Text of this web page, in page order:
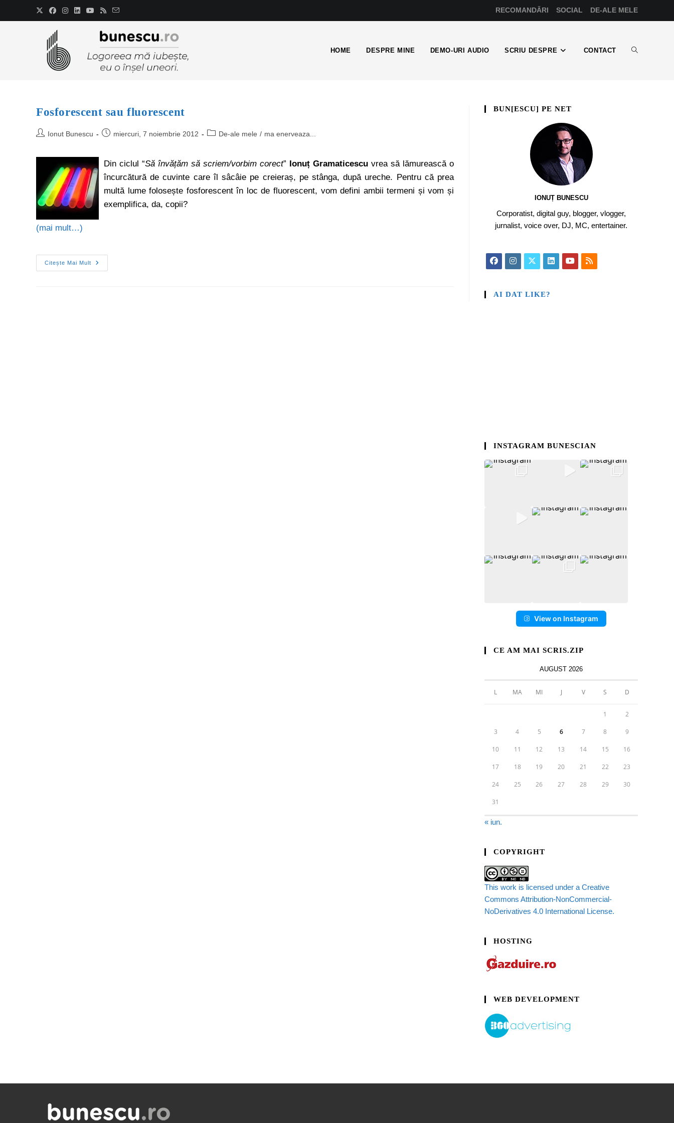
RECOMANDĂRI SOCIAL DE-ALE MELE
HOME DESPRE MINE DEMO-URI AUDIO SCRIU DESPRE CONTACT
Fosforescent sau fluorescent
Ionut Bunescu miercuri, 7 noiembrie 2012 De-ale mele / ma enerveaza...
Din ciclul “Să învățăm să scriem/vorbim corect” Ionuț Gramaticescu vrea să lămurească o
încurcătură de cuvinte care îl sâcâie pe creieraș, pe stânga, după ureche. Pentru că prea
multă lume folosește fosforescent în loc de fluorescent, vom defini ambii termeni și vom și
exemplifica, da, copii?
(mai mult…)
Citește Mai Mult
BUN[ESCU] PE NET
IONUȚ BUNESCU
Corporatist, digital guy, blogger, vlogger,
jurnalist, voice over, DJ, MC, entertainer.
AI DAT LIKE?
INSTAGRAM BUNESCIAN
View on Instagram
CE AM MAI SCRIS.ZIP
AUGUST 2026
L MA MI J V S D
1 2
3 4 5 6 7 8 9
10 11 12 13 14 15 16
17 18 19 20 21 22 23
24 25 26 27 28 29 30
31
« iun.
COPYRIGHT
This work is licensed under a Creative
Commons Attribution-NonCommercial-
NoDerivatives 4.0 International License.
HOSTING
WEB DEVELOPMENT